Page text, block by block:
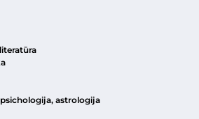
astrologija